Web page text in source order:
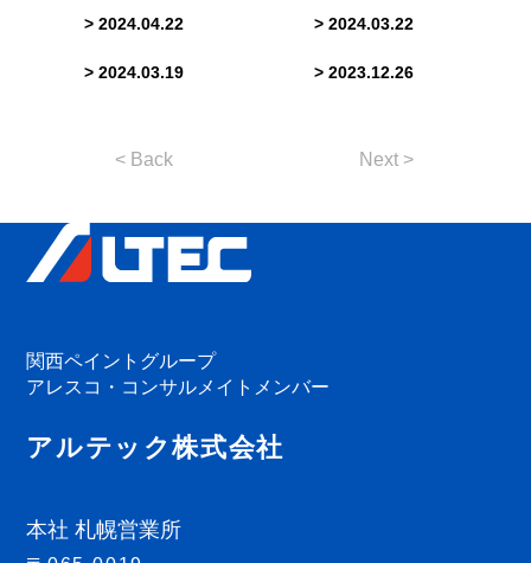
> 2024.04.22 > 2024.03.22
> 2024.03.19 > 2023.12.26
< Back Next >
関西ペイントグループ
アレスコ・コンサルメイトメンバー
アルテック株式会社
本社 札幌営業所